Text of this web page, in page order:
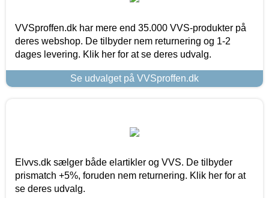
VVSproffen.dk har mere end 35.000 VVS-produkter på
deres webshop. De tilbyder nem returnering og 1-2
dages levering. Klik her for at se deres udvalg.
Se udvalget på VVSproffen.dk
Elvvs.dk sælger både elartikler og VVS. De tilbyder
prismatch +5%, foruden nem returnering. Klik her for at
se deres udvalg.